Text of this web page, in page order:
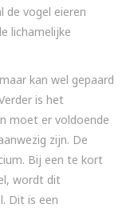
de vogel eieren
lichamelijke
kan wel gepaard
is het
moet er voldoende
zijn. De
Bij een te kort
wordt dit
Dit is een